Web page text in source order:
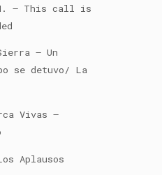
– This call is
– Un
se detuvo/ La
Vivas –
Aplausos